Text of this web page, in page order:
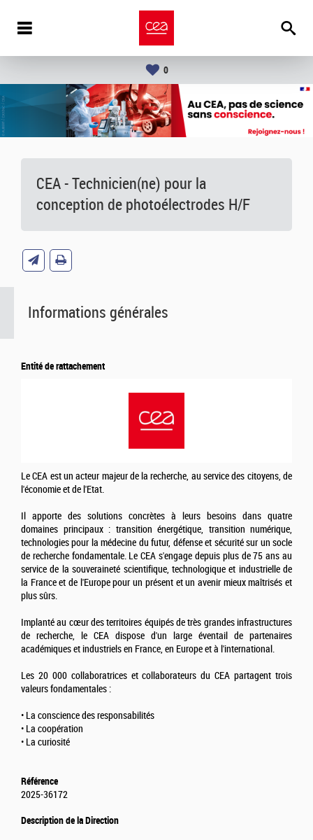
0
CEA - Technicien(ne) pour la
conception de photoélectrodes H/F
Informations générales
Entité de rattachement
Le CEA est un acteur majeur de la recherche, au service des citoyens, de
l'économie et de l'Etat.
Il apporte des solutions concrètes à leurs besoins dans quatre
domaines principaux : transition énergétique, transition numérique,
technologies pour la médecine du futur, défense et sécurité sur un socle
de recherche fondamentale. Le CEA s'engage depuis plus de 75 ans au
service de la souveraineté scientifique, technologique et industrielle de
la France et de l'Europe pour un présent et un avenir mieux maîtrisés et
plus sûrs.
Implanté au cœur des territoires équipés de très grandes infrastructures
de recherche, le CEA dispose d'un large éventail de partenaires
académiques et industriels en France, en Europe et à l'international.
Les 20 000 collaboratrices et collaborateurs du CEA partagent trois
valeurs fondamentales :
• La conscience des responsabilités
• La coopération
• La curiosité
Référence
2025-36172
Description de la Direction